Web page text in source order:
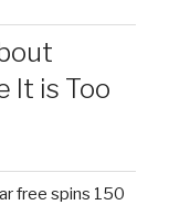
It is Too
free spins 150